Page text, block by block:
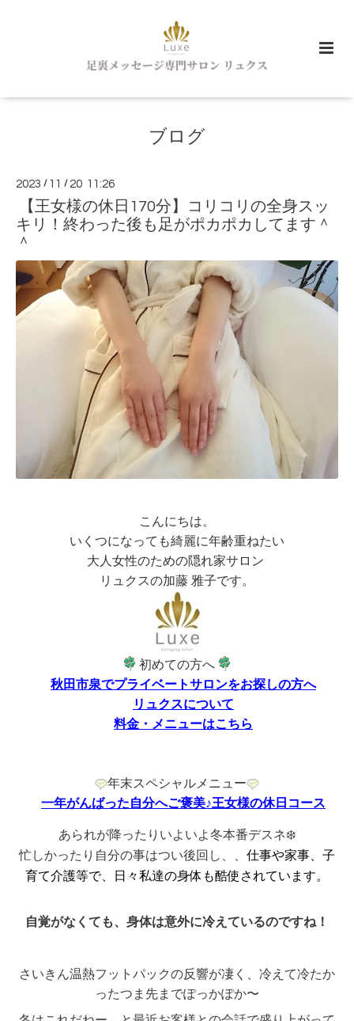
ブログ
2023 / 11 / 20 11:26
【王女様の休日170分】コリコリの全身スッ
キリ！終わった後も足がポカポカしてます＾
＾
こんにちは。
いくつになっても綺麗に年齢重ねたい
大人女性のための隠れ家サロン
リュクスの加藤 雅子です。
初めての方へ
秋田市泉でプライベートサロンをお探しの方へ
リュクスについて
料金・メニューはこちら
年末スペシャルメニュー
一年がんばった自分へご褒美♪王女様の休日コース
あられが降ったりいよいよ冬本番デスネ❄️
忙しかったり自分の事はつい後回し、、 仕事や家事、子
育て介護等で、日々私達の身体も酷使されています。
自覚がなくても、身体は意外に冷えているのですね！
さいきん温熱フットパックの反響が凄く、冷えて冷たか
ったつま先までぽっかぽか〜